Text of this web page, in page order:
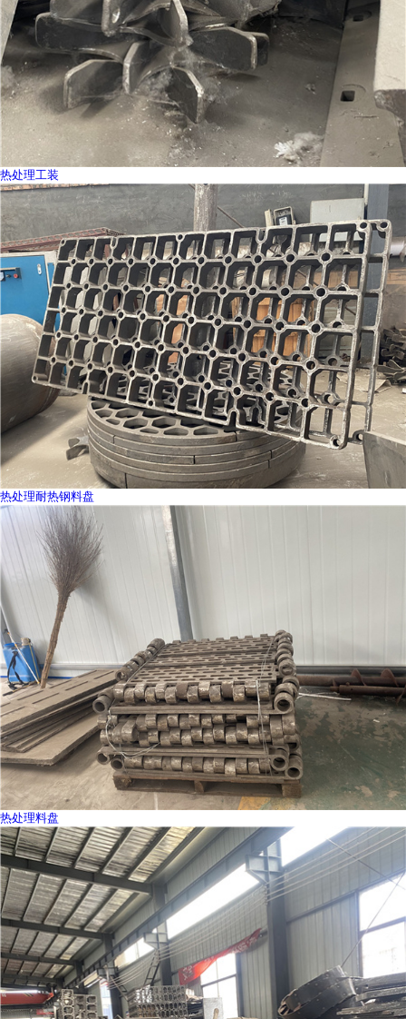
热处理工装
热处理耐热钢料盘
热处理料盘